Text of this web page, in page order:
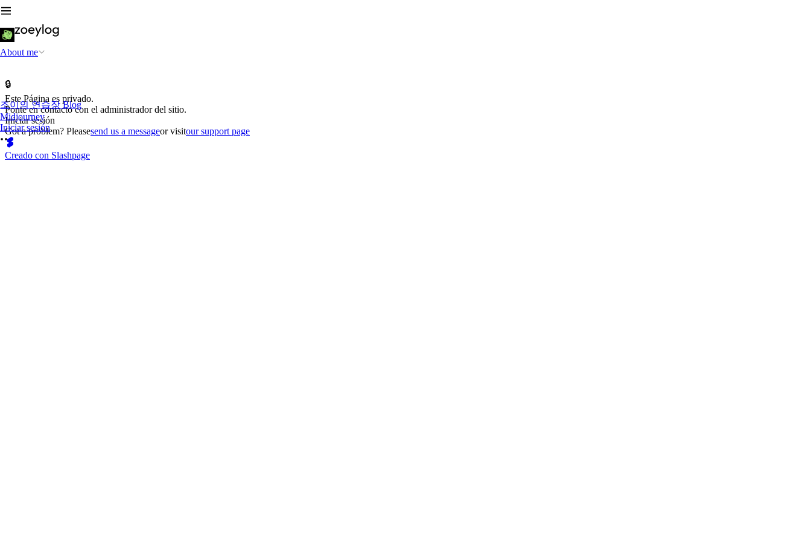
About me
조이의 연습장 Blog
Midjourney
Iniciar sesión
🔒
Este Página es privado.
Ponte en contacto con el administrador del sitio.
Iniciar sesión
Got a problem? Pleasesend us a messageor visitour support page
Creado con Slashpage